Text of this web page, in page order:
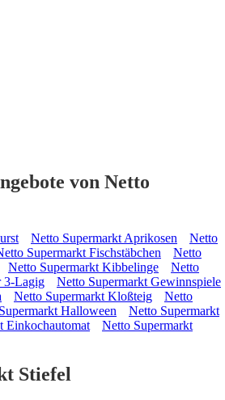
von Netto
Netto Supermarkt Aprikosen
Netto
Supermarkt Fischstäbchen
Netto
Netto Supermarkt Kibbelinge
Netto
3-Lagig
Netto Supermarkt Gewinnspiele
Netto Supermarkt Kloßteig
Netto
Halloween
Netto Supermarkt
Einkochautomat
Netto Supermarkt
Stiefel